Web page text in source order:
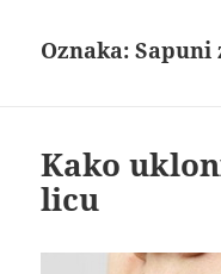
Oznaka:Sapuni
Kako
licu